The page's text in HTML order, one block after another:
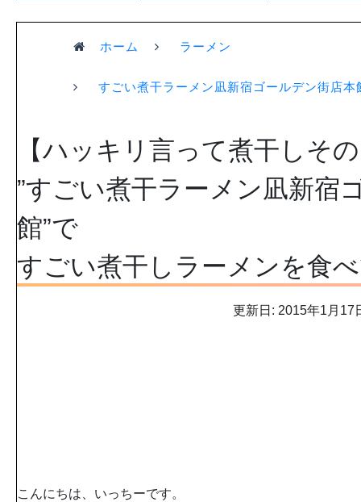
ホーム ラーメン
すごい煮干ラーメン凪新宿ゴールデン街店本
【ハッキリ言って煮干しそ
”すごい煮干ラーメン凪新宿
館”で
すごい煮干しラーメンを食
更新日: 2015年1月17
こんにちは、いっちーです。